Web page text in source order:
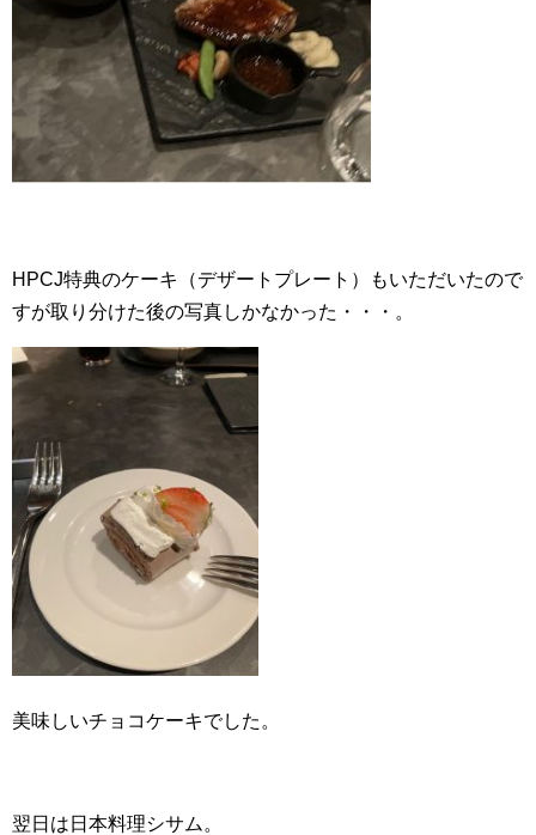
HPCJ特典のケーキ（デザートプレート）もいただいたので
すが取り分けた後の写真しかなかった・・・。
美味しいチョコケーキでした。
翌日は日本料理シサム。